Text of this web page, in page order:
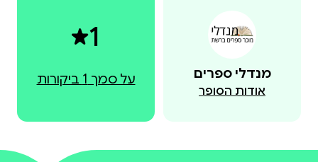
מנדלי ספרים
אודות הסופר
1
על סמך 1 ביקורות